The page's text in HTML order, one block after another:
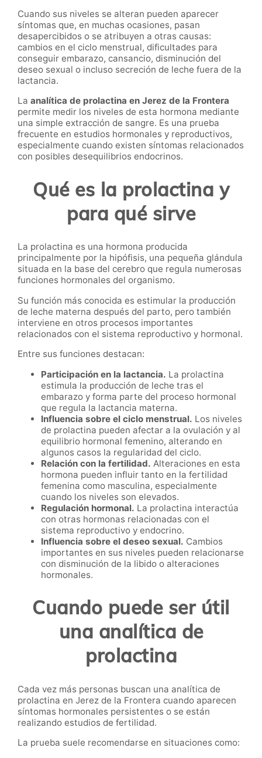
Cuando sus niveles se alteran pueden aparecer
síntomas que, en muchas ocasiones, pasan
desapercibidos o se atribuyen a otras causas:
cambios en el ciclo menstrual, dificultades para
conseguir embarazo, cansancio, disminución del
deseo sexual o incluso secreción de leche fuera de la
lactancia.
La analítica de prolactina en Jerez de la Frontera
permite medir los niveles de esta hormona mediante
una simple extracción de sangre. Es una prueba
frecuente en estudios hormonales y reproductivos,
especialmente cuando existen síntomas relacionados
con posibles desequilibrios endocrinos.
Qué es la prolactina y
para qué sirve
La prolactina es una hormona producida
principalmente por la hipófisis, una pequeña glándula
situada en la base del cerebro que regula numerosas
funciones hormonales del organismo.
Su función más conocida es estimular la producción
de leche materna después del parto, pero también
interviene en otros procesos importantes
relacionados con el sistema reproductivo y hormonal.
Entre sus funciones destacan:
Participación en la lactancia. La prolactina
estimula la producción de leche tras el
embarazo y forma parte del proceso hormonal
que regula la lactancia materna.
Influencia sobre el ciclo menstrual. Los niveles
de prolactina pueden afectar a la ovulación y al
equilibrio hormonal femenino, alterando en
algunos casos la regularidad del ciclo.
Relación con la fertilidad. Alteraciones en esta
hormona pueden influir tanto en la fertilidad
femenina como masculina, especialmente
cuando los niveles son elevados.
Regulación hormonal. La prolactina interactúa
con otras hormonas relacionadas con el
sistema reproductivo y endocrino.
Influencia sobre el deseo sexual. Cambios
importantes en sus niveles pueden relacionarse
con disminución de la libido o alteraciones
hormonales.
Cuando puede ser útil
una analítica de
prolactina
Cada vez más personas buscan una analítica de
prolactina en Jerez de la Frontera cuando aparecen
síntomas hormonales persistentes o se están
realizando estudios de fertilidad.
La prueba suele recomendarse en situaciones como: